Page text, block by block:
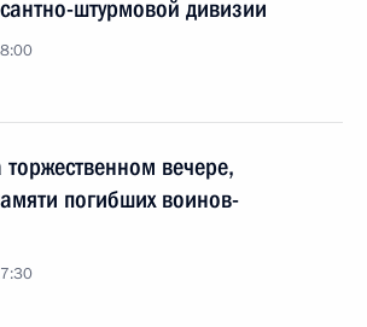
штурмовой дивизии
торжественном вечере,
погибших воинов-